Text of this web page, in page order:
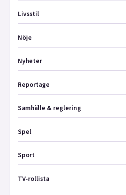
Livsstil
Nöje
Nyheter
Reportage
Samhälle & reglering
Spel
Sport
TV-rollista